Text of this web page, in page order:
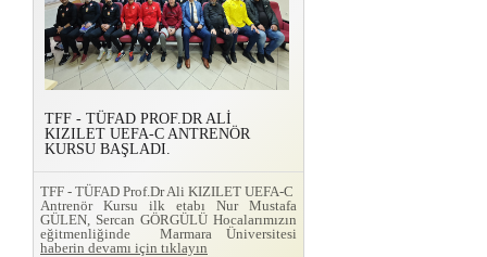
TFF - TÜFAD PROF.DR ALİ
KIZILET UEFA-C ANTRENÖR
KURSU BAŞLADI.
TFF - TÜFAD Prof.Dr Ali KIZILET UEFA-C
Antrenör Kursu ilk etabı Nur Mustafa
GÜLEN, Sercan GÖRGÜLÜ Hocalarımızın
eğitmenliğinde Marmara Üniversitesi
haberin devamı için tıklayın